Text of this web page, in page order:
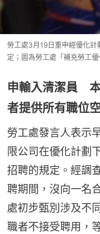
勞工處3月19日重申經優化
定；圖為勞工處「補充勞工
申輸入清潔員
者提供所有職位
勞工處發言人表示
限公司在優化計劃
招聘的規定。經調
聘期間，沒向一名
處初步甄別涉及不
職者不接受聘用，